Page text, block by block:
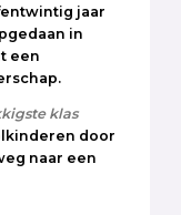
jaar
in
een
klas
door
naar een